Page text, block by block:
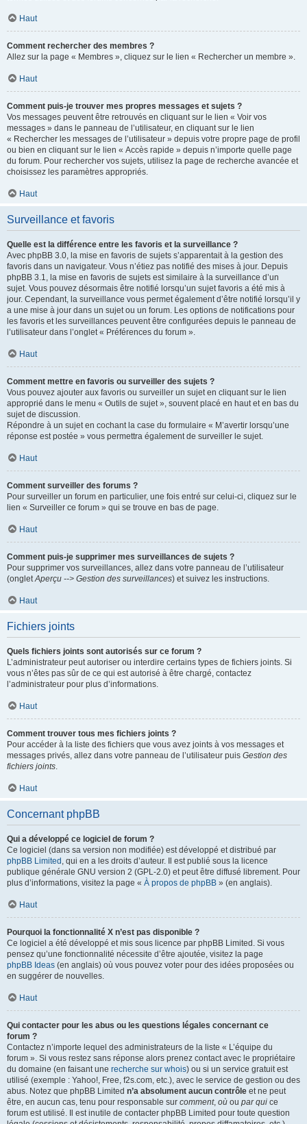
Haut
Comment rechercher des membres ?
Allez sur la page « Membres », cliquez sur le lien « Rechercher un membre ».
Haut
Comment puis-je trouver mes propres messages et sujets ?
Vos messages peuvent être retrouvés en cliquant sur le lien « Voir vos
messages » dans le panneau de l’utilisateur, en cliquant sur le lien
« Rechercher les messages de l’utilisateur » depuis votre propre page de profil
ou bien en cliquant sur le lien « Accès rapide » depuis n’importe quelle page
du forum. Pour rechercher vos sujets, utilisez la page de recherche avancée et
choisissez les paramètres appropriés.
Haut
Surveillance et favoris
Quelle est la différence entre les favoris et la surveillance ?
Avec phpBB 3.0, la mise en favoris de sujets s’apparentait à la gestion des
favoris dans un navigateur. Vous n’étiez pas notifié des mises à jour. Depuis
phpBB 3.1, la mise en favoris de sujets est similaire à la surveillance d’un
sujet. Vous pouvez désormais être notifié lorsqu’un sujet favoris a été mis à
jour. Cependant, la surveillance vous permet également d’être notifié lorsqu’il y
a une mise à jour dans un sujet ou un forum. Les options de notifications pour
les favoris et les surveillances peuvent être configurées depuis le panneau de
l’utilisateur dans l’onglet « Préférences du forum ».
Haut
Comment mettre en favoris ou surveiller des sujets ?
Vous pouvez ajouter aux favoris ou surveiller un sujet en cliquant sur le lien
approprié dans le menu « Outils de sujet », souvent placé en haut et en bas du
sujet de discussion.
Répondre à un sujet en cochant la case du formulaire « M’avertir lorsqu’une
réponse est postée » vous permettra également de surveiller le sujet.
Haut
Comment surveiller des forums ?
Pour surveiller un forum en particulier, une fois entré sur celui-ci, cliquez sur le
lien « Surveiller ce forum » qui se trouve en bas de page.
Haut
Comment puis-je supprimer mes surveillances de sujets ?
Pour supprimer vos surveillances, allez dans votre panneau de l’utilisateur
(ongletAperçu --> Gestion des surveillances) et suivez les instructions.
Haut
Fichiers joints
Quels fichiers joints sont autorisés sur ce forum ?
L’administrateur peut autoriser ou interdire certains types de fichiers joints. Si
vous n’êtes pas sûr de ce qui est autorisé à être chargé, contactez
l’administrateur pour plus d’informations.
Haut
Comment trouver tous mes fichiers joints ?
Pour accéder à la liste des fichiers que vous avez joints à vos messages et
messages privés, allez dans votre panneau de l’utilisateur puis Gestion des
fichiers joints.
Haut
Concernant phpBB
Qui a développé ce logiciel de forum ?
Ce logiciel (dans sa version non modifiée) est développé et distribué par
phpBB Limited , qui en a les droits d’auteur. Il est publié sous la licence
publique générale GNU version 2 (GPL-2.0) et peut être diffusé librement. Pour
plus d’informations, visitez la page « À propos de phpBB » (en anglais).
Haut
Pourquoi la fonctionnalité X n’est pas disponible ?
Ce logiciel a été développé et mis sous licence par phpBB Limited. Si vous
pensez qu’une fonctionnalité nécessite d’être ajoutée, visitez la page
phpBB Ideas (en anglais) où vous pouvez voter pour des idées proposées ou
en suggérer de nouvelles.
Haut
Qui contacter pour les abus ou les questions légales concernant ce
forum ?
Contactez n’importe lequel des administrateurs de la liste « L’équipe du
forum ». Si vous restez sans réponse alors prenez contact avec le propriétaire
du domaine (en faisant une recherche sur whois) ou si un service gratuit est
utilisé (exemple : Yahoo!, Free, f2s.com, etc.), avec le service de gestion ou des
abus. Notez que phpBB Limited n’a absolument aucun contrôle et ne peut
être, en aucun cas, tenu pour responsable sur comment, où ou par qui ce
forum est utilisé. Il est inutile de contacter phpBB Limited pour toute question